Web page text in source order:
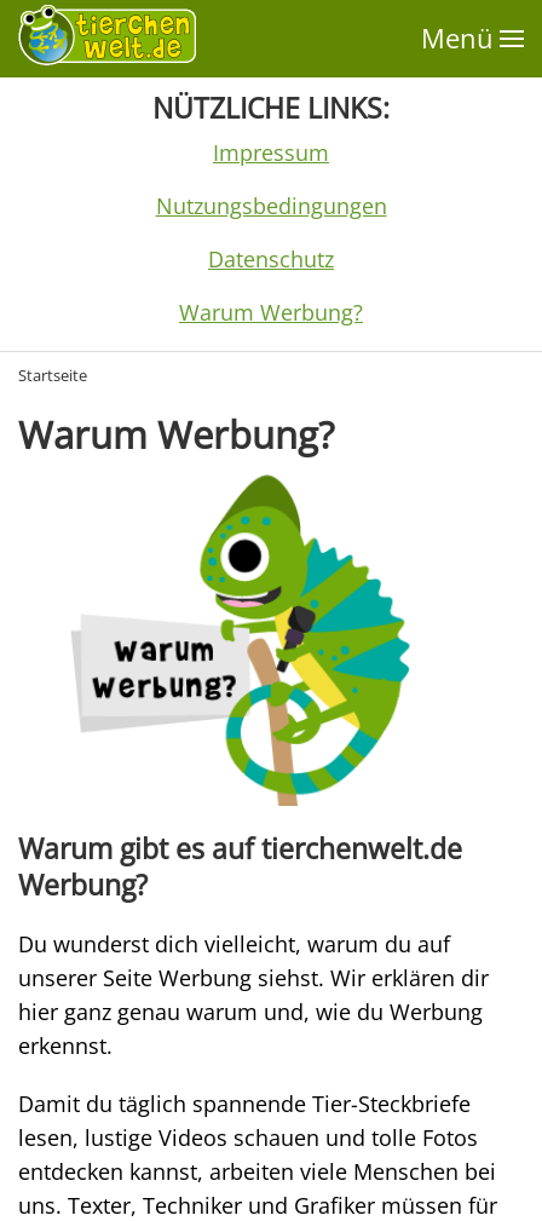
Menü
NÜTZLICHE LINKS:
Impressum
Nutzungsbedingungen
Datenschutz
Warum Werbung?
Startseite
Warum Werbung?
Warum gibt es auf tierchenwelt.de
Werbung?
Du wunderst dich vielleicht, warum du auf
unserer Seite Werbung siehst. Wir erklären dir
hier ganz genau warum und, wie du Werbung
erkennst.
Damit du täglich spannende Tier-Steckbriefe
lesen, lustige Videos schauen und tolle Fotos
entdecken kannst, arbeiten viele Menschen bei
uns. Texter, Techniker und Grafiker müssen für